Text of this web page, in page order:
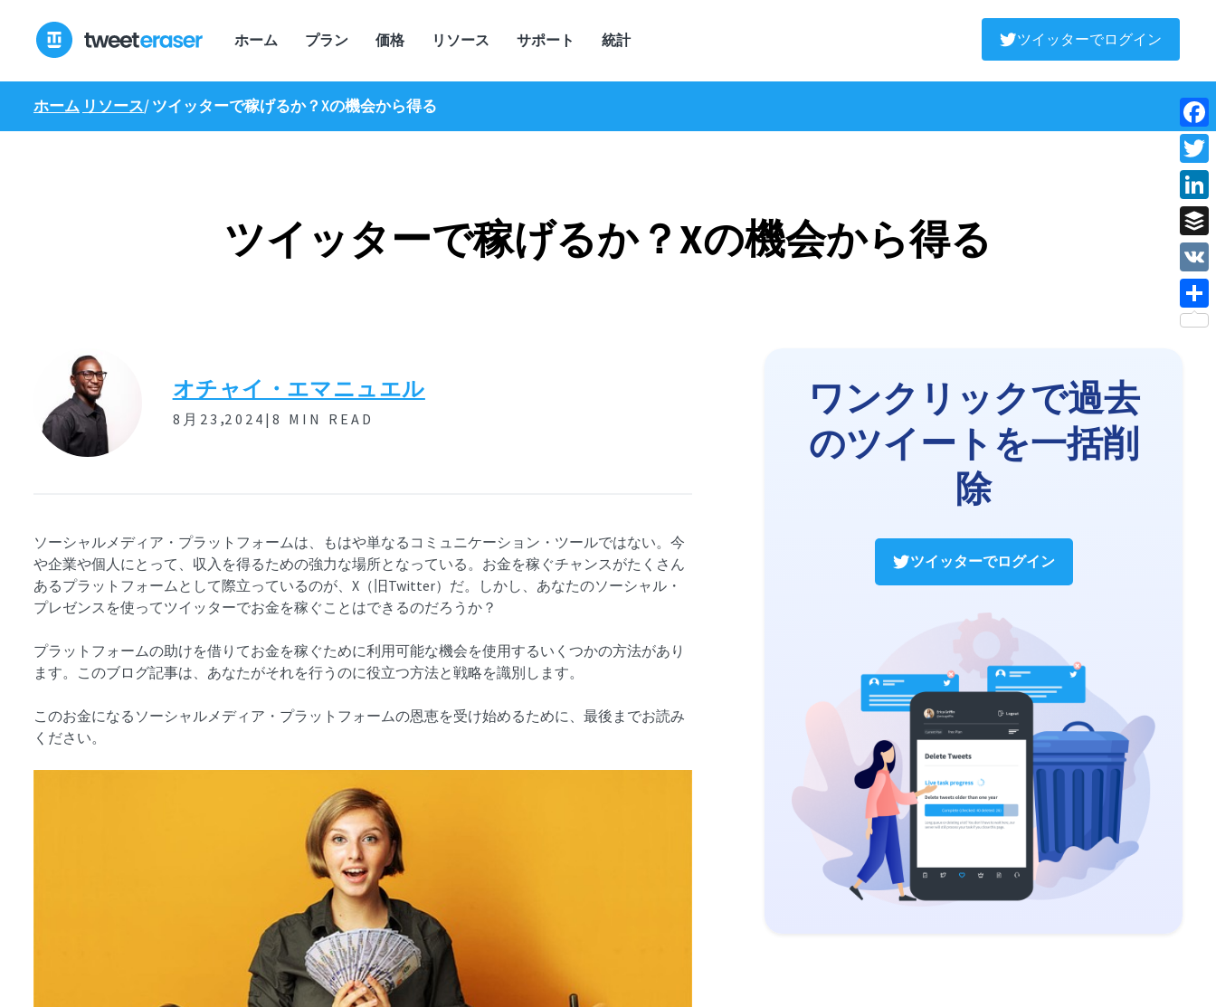
ン
ホーム プラン 価格 リソース サポート 統計 ツイッターでログイン
ホーム リソース/ツイッターで稼げるか？Xの機会から得る
ツイッターで稼げるか？Xの機会から得る
オチャイ・エマニュエル
8月23 ,2024|8 MIN READ
ソーシャルメディア・プラットフォームは、もはや単なるコミュニケーション・ツールではない。今
や企業や個人にとって、収入を得るための強力な場所となっている。お金を稼ぐチャンスがたくさん
あるプラットフォームとして際立っているのが、X（旧Twitter）だ。しかし、あなたのソーシャル・
プレゼンスを使ってツイッターでお金を稼ぐことはできるのだろうか？
プラットフォームの助けを借りてお金を稼ぐために利用可能な機会を使用するいくつかの方法があり
ます。このブログ記事は、あなたがそれを行うのに役立つ方法と戦略を識別します。
このお金になるソーシャルメディア・プラットフォームの恩恵を受け始めるために、最後までお読み
ください。
ワンクリックで過去
のツイートを一括削
除
ツイッターでログイン
VK